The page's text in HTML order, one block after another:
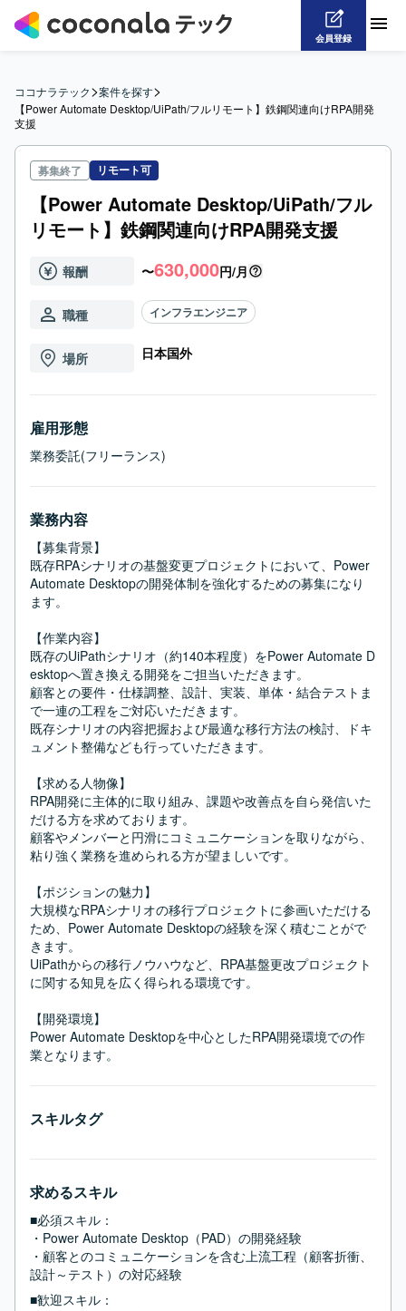
会員登録
ココナラテック>案件を探す>
【Power Automate Desktop/UiPath/フルリモート】鉄鋼関連向けRPA開発
支援
募集終了 リモート可
【Power Automate Desktop/UiPath/フル
リモート】鉄鋼関連向けRPA開発支援
報酬 〜630,000円/月
職種 インフラエンジニア
場所 日本国外
雇用形態
業務委託(フリーランス)
業務内容
【募集背景】
既存RPAシナリオの基盤変更プロジェクトにおいて、Power
Automate Desktopの開発体制を強化するための募集になり
ます。
【作業内容】
既存のUiPathシナリオ（約140本程度）をPower Automate D
esktopへ置き換える開発をご担当いただきます。
顧客との要件・仕様調整、設計、実装、単体・結合テストま
で一連の工程をご対応いただきます。
既存シナリオの内容把握および最適な移行方法の検討、ドキ
ュメント整備なども行っていただきます。
【求める人物像】
RPA開発に主体的に取り組み、課題や改善点を自ら発信いた
だける方を求めております。
顧客やメンバーと円滑にコミュニケーションを取りながら、
粘り強く業務を進められる方が望ましいです。
【ポジションの魅力】
大規模なRPAシナリオの移行プロジェクトに参画いただける
ため、Power Automate Desktopの経験を深く積むことがで
きます。
UiPathからの移行ノウハウなど、RPA基盤更改プロジェクト
に関する知見を広く得られる環境です。
【開発環境】
Power Automate Desktopを中心としたRPA開発環境での作
業となります。
スキルタグ
求めるスキル
■必須スキル：
・Power Automate Desktop（PAD）の開発経験
・顧客とのコミュニケーションを含む上流工程（顧客折衝、
設計～テスト）の対応経験
■歓迎スキル：